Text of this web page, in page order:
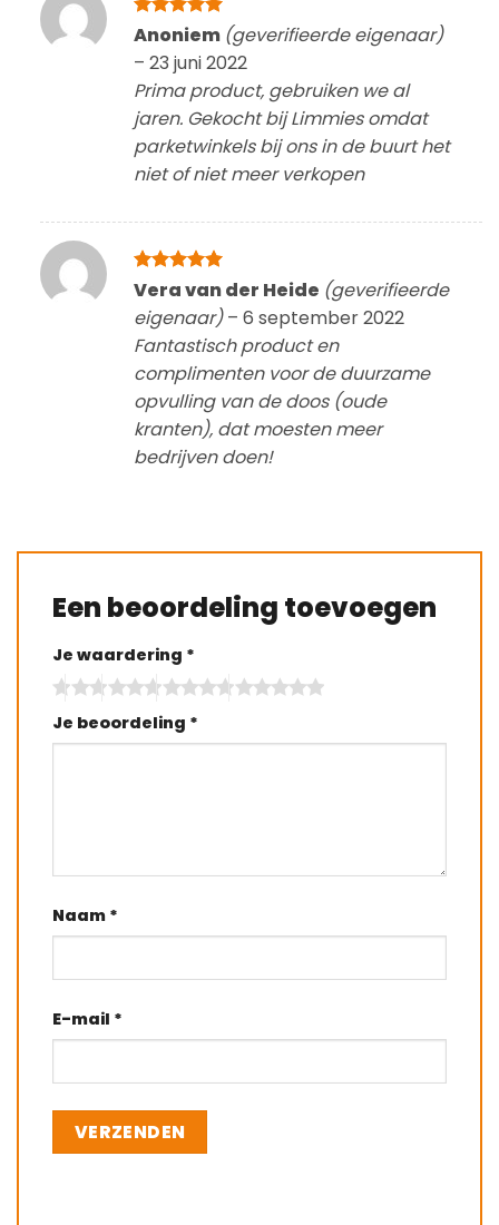
Gewaardeerd
5 uit 5
Anoniem (geverifieerde eigenaar)
– 23 juni 2022
Prima product, gebruiken we al
jaren. Gekocht bij Limmies omdat
parketwinkels bij ons in de buurt het
niet of niet meer verkopen
Gewaardeerd
Vera van der Heide (geverifieerde
eigenaar) – 6 september 2022
Fantastisch product en
complimenten voor de duurzame
opvulling van de doos (oude
kranten), dat moesten meer
bedrijven doen!
Een beoordeling toevoegen
Je waardering *
Je beoordeling *
Naam *
E-mail *